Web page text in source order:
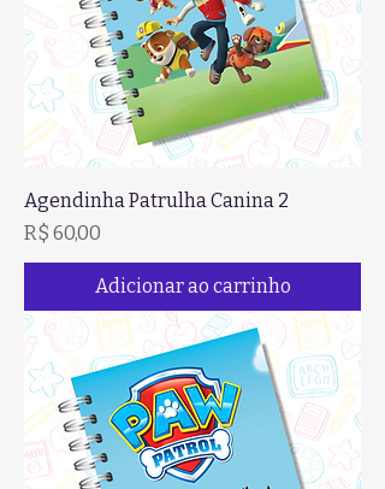
Agendinha Patrulha Canina 2
Preço
R$ 60,00
Adicionar ao carrinho